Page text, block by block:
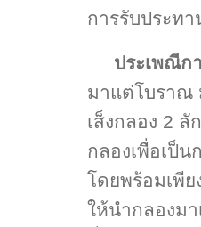
การรับประท
ประเพณีก
มาแต่โบราณ
เส็งกลอง 2
กลองเพื่อเป็
โดยพร้อมเพี
ให้นำกลองมา